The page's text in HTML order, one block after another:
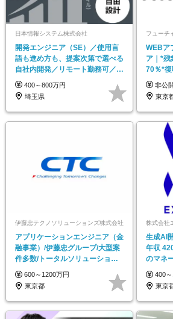
日本情報システム株式会社
開発エンジニア（SE）／使用言
語も進め方も、提案次第で選べる
自社内開発／リモート勤務可／年
休123日
400～800万円
埼玉県
フューチ
WEBア
ア｜*残
70％*
非公
東京都
伊藤忠テクノソリューションズ株式会社
アプリケーションエンジニア（金
融事業）/伊藤忠グループ/大型案
件多数/トータルソリューション
プロバイダ
600～1200万円
東京都
株式会社
生成AI
年収
のマネ
400
東京